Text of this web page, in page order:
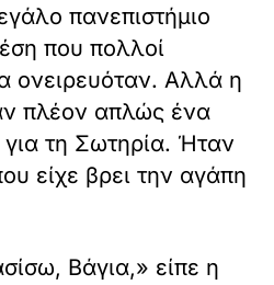
πανεπιστήμιο
που πολλοί
ονειρευόταν. Αλλά η
πλέον απλώς ένα
τη Σωτηρία. Ήταν
είχε βρει την αγάπη
Βάγια,» είπε η